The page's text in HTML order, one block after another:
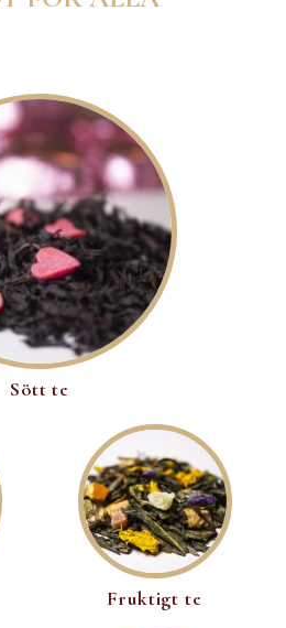
Sött te
Fruktigt te